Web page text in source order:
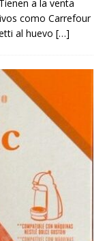
a la venta
como Carrefour
al huevo […]